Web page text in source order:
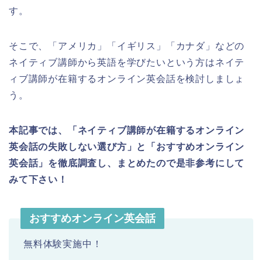
す。
そこで、「アメリカ」「イギリス」「カナダ」などの
ネイティブ講師から英語を学びたいという方はネイテ
ィブ講師が在籍するオンライン英会話を検討しましょ
う。
本記事では、「ネイティブ講師が在籍するオンライン
英会話の失敗しない選び方」と「おすすめオンライン
英会話」を徹底調査し、まとめたので是非参考にして
みて下さい！
おすすめオンライン英会話
無料体験実施中！